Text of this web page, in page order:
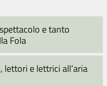
e tanto
Fola
lettori e lettrici all’aria